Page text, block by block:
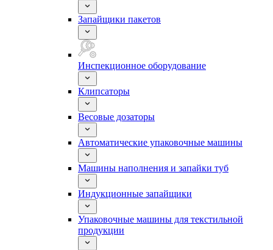
Запайщики пакетов
Инспекционное оборудование
Клипсаторы
Весовые дозаторы
Автоматические упаковочные машины
Машины наполнения и запайки туб
Индукционные запайщики
Упаковочные машины для текстильной
продукции